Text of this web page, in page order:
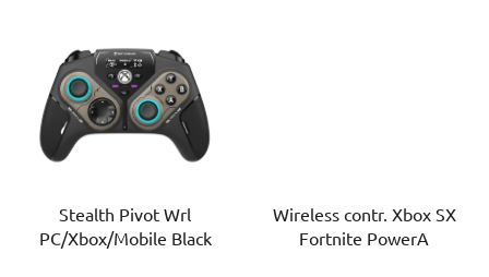
Stealth Pivot Wrl
PC/Xbox/Mobile Black
Wireless contr. Xbox SX
Fortnite PowerA